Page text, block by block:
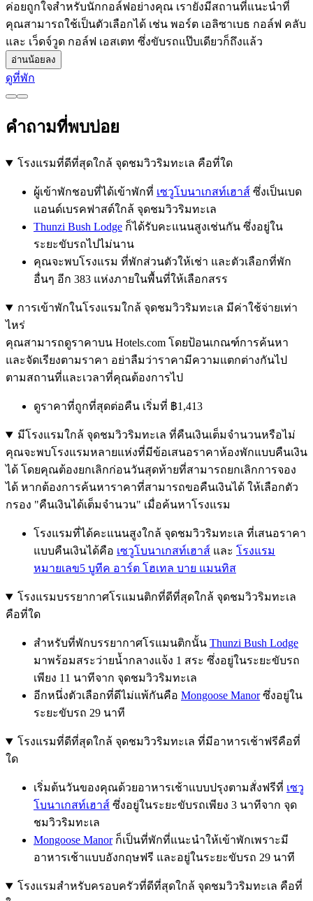
ค่อยถูกใจสำหรับนักกอล์ฟอย่างคุณ เรายังมีสถานที่แนะนำที่
คุณสามารถใช้เป็นตัวเลือกได้ เช่น พอร์ต เอลิซาเบธ กอล์ฟ คลับ
และ เว็ดจ์วูด กอล์ฟ เอสเตท ซึ่งขับรถแป๊บเดียวก็ถึงแล้ว
อ่านน้อยลง
ดูที่พัก
คำถามที่พบบ่อย
โรงแรมที่ดีที่สุดใกล้ จุดชมวิวริมทะเล คือที่ใด
ผู้เข้าพักชอบที่ได้เข้าพักที่ เซวูโบนาเกสท์เฮาส์ ซึ่งเป็นเบด
แอนด์เบรคฟาสต์ใกล้ จุดชมวิวริมทะเล
Thunzi Bush Lodge ก็ได้รับคะแนนสูงเช่นกัน ซึ่งอยู่ใน
ระยะขับรถไปไม่นาน
คุณจะพบโรงแรม ที่พักส่วนตัวให้เช่า และตัวเลือกที่พัก
อื่นๆ อีก 383 แห่งภายในพื้นที่ให้เลือกสรร
การเข้าพักในโรงแรมใกล้ จุดชมวิวริมทะเล มีค่าใช้จ่ายเท่า
ไหร่
คุณสามารถดูราคาบน Hotels.com โดยป้อนเกณฑ์การค้นหา
และจัดเรียงตามราคา อย่าลืมว่าราคามีความแตกต่างกันไป
ตามสถานที่และเวลาที่คุณต้องการไป
ดูราคาที่ถูกที่สุดต่อคืน เริ่มที่ ฿1,413
มีโรงแรมใกล้ จุดชมวิวริมทะเล ที่คืนเงินเต็มจำนวนหรือไม่
คุณจะพบโรงแรมหลายแห่งที่มีข้อเสนอราคาห้องพักแบบคืนเงิน
ได้ โดยคุณต้องยกเลิกก่อนวันสุดท้ายที่สามารถยกเลิกการจอง
ได้ หากต้องการค้นหาราคาที่สามารถขอคืนเงินได้ ให้เลือกตัว
กรอง "คืนเงินได้เต็มจำนวน" เมื่อค้นหาโรงแรม
โรงแรมที่ได้คะแนนสูงใกล้ จุดชมวิวริมทะเล ที่เสนอราคา
แบบคืนเงินได้คือ เซวูโบนาเกสท์เฮาส์ และ โรงแรม
หมายเลข5 บูทีค อาร์ต โฮเทล บาย แมนทิส
โรงแรมบรรยากาศโรแมนติกที่ดีที่สุดใกล้ จุดชมวิวริมทะเล
คือที่ใด
สำหรับที่พักบรรยากาศโรแมนติกนั้น Thunzi Bush Lodge
มาพร้อมสระว่ายน้ำกลางแจ้ง 1 สระ ซึ่งอยู่ในระยะขับรถ
เพียง 11 นาทีจาก จุดชมวิวริมทะเล
อีกหนึ่งตัวเลือกที่ดีไม่แพ้กันคือ Mongoose Manorซึ่งอยู่ใน
ระยะขับรถ 29 นาที
โรงแรมที่ดีที่สุดใกล้ จุดชมวิวริมทะเล ที่มีอาหารเช้าฟรีคือที่
ใด
เริ่มต้นวันของคุณด้วยอาหารเช้าแบบปรุงตามสั่งฟรีที่ เซวู
โบนาเกสท์เฮาส์ ซึ่งอยู่ในระยะขับรถเพียง 3 นาทีจาก จุด
ชมวิวริมทะเล
Mongoose Manorก็เป็นที่พักที่แนะนำให้เข้าพักเพราะมี
อาหารเช้าแบบอังกฤษฟรี และอยู่ในระยะขับรถ 29 นาที
โรงแรมสำหรับครอบครัวที่ดีที่สุดใกล้ จุดชมวิวริมทะเล คือที่